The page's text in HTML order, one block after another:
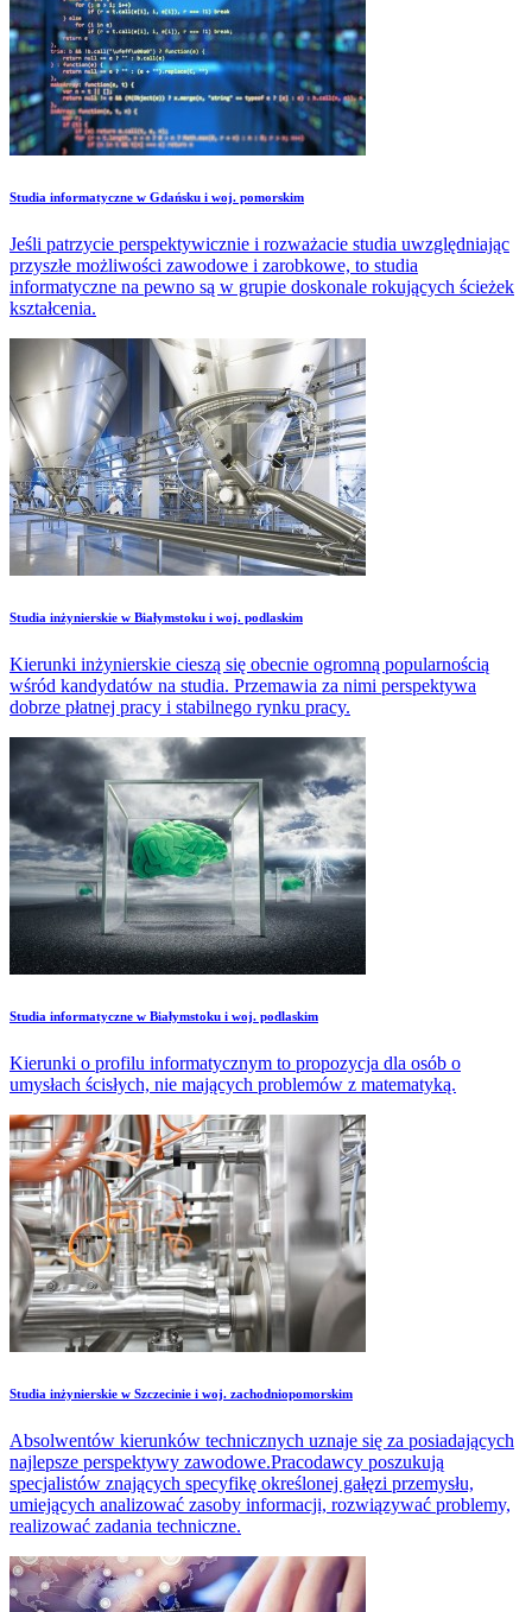
Studia informatyczne w Gdańsku i woj. pomorskim
Jeśli patrzycie perspektywicznie i rozważacie studia uwzględniając
przyszłe możliwości zawodowe i zarobkowe, to studia
informatyczne na pewno są w grupie doskonale rokujących ścieżek
kształcenia.
Studia inżynierskie w Białymstoku i woj. podlaskim
Kierunki inżynierskie cieszą się obecnie ogromną popularnością
wśród kandydatów na studia. Przemawia za nimi perspektywa
dobrze płatnej pracy i stabilnego rynku pracy.
Studia informatyczne w Białymstoku i woj. podlaskim
Kierunki o profilu informatycznym to propozycja dla osób o
umysłach ścisłych, nie mających problemów z matematyką.
Studia inżynierskie w Szczecinie i woj. zachodniopomorskim
Absolwentów kierunków technicznych uznaje się za posiadających
najlepsze perspektywy zawodowe.Pracodawcy poszukują
specjalistów znających specyfikę określonej gałęzi przemysłu,
umiejących analizować zasoby informacji, rozwiązywać problemy,
realizować zadania techniczne.